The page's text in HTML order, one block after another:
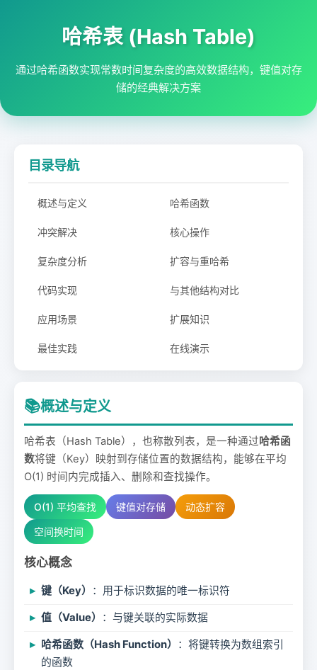
哈希表 (Hash Table)
通过哈希函数实现常数时间复杂度的高效数据结构，键值对存
储的经典解决方案
目录导航
概述与定义 哈希函数
冲突解决 核心操作
复杂度分析 扩容与重哈希
代码实现 与其他结构对比
应用场景 扩展知识
最佳实践 在线演示
📚概述与定义
哈希表（Hash Table），也称散列表，是一种通过哈希函
数将键（Key）映射到存储位置的数据结构，能够在平均
O(1) 时间内完成插入、删除和查找操作。
O(1) 平均查找 键值对存储 动态扩容
空间换时间
核心概念
键（Key） ：用于标识数据的唯一标识符
值（Value） ：与键关联的实际数据
哈希函数（Hash Function）
：将键转换为数组索引
的函数